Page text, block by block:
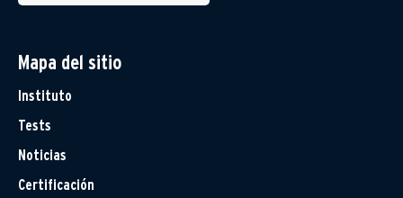
Mapa del sitio
Instituto
Tests
Noticias
Certificación